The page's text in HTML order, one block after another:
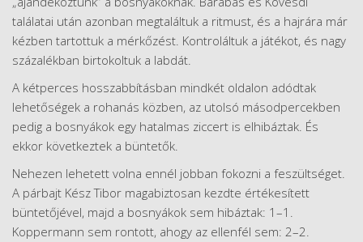
találatai után azonban megtaláltuk a ritmust, és a hajrára már
kézben tartottuk a mérkőzést. Kontroláltuk a játékot, és nagy
százalékban birtokoltuk a labdát.
A kétperces hosszabbításban mindkét oldalon adódtak
lehetőségek a rohanás közben, az utolsó másodpercekben
pedig a bosnyákok egy hatalmas ziccert is elhibáztak. És
ekkor következtek a büntetők.
Nehezen lehetett volna ennél jobban fokozni a feszültséget.
A párbajt Kész Tibor magabiztosan kezdte értékesített
büntetőjével, majd a bosnyákok sem hibáztak: 1–1.
Koppermann sem rontott, ahogy az ellenfél sem: 2–2.